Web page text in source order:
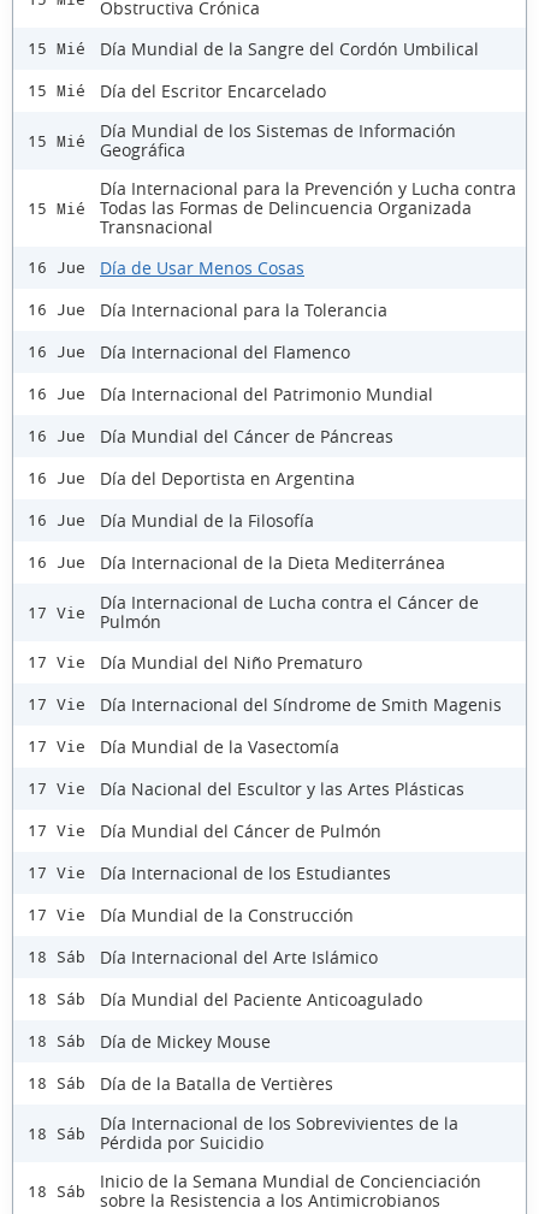
Obstructiva Crónica
15 Mié Día Mundial de la Sangre del Cordón Umbilical
15 Mié Día del Escritor Encarcelado
15 Mié
Día Mundial de los Sistemas de Información
Geográfica
15 Mié
Día Internacional para la Prevención y Lucha contra
Todas las Formas de Delincuencia Organizada
Transnacional
16 Jue Día de Usar Menos Cosas
16 Jue Día Internacional para la Tolerancia
16 Jue Día Internacional del Flamenco
16 Jue Día Internacional del Patrimonio Mundial
16 Jue Día Mundial del Cáncer de Páncreas
16 Jue Día del Deportista en Argentina
16 Jue Día Mundial de la Filosofía
16 Jue Día Internacional de la Dieta Mediterránea
17 Vie
Día Internacional de Lucha contra el Cáncer de
Pulmón
17 Vie Día Mundial del Niño Prematuro
17 Vie Día Internacional del Síndrome de Smith Magenis
17 Vie Día Mundial de la Vasectomía
17 Vie Día Nacional del Escultor y las Artes Plásticas
17 Vie Día Mundial del Cáncer de Pulmón
17 Vie Día Internacional de los Estudiantes
17 Vie Día Mundial de la Construcción
18 Sáb Día Internacional del Arte Islámico
18 Sáb Día Mundial del Paciente Anticoagulado
18 Sáb Día de Mickey Mouse
18 Sáb Día de la Batalla de Vertières
18 Sáb
Día Internacional de los Sobrevivientes de la
Pérdida por Suicidio
18 Sáb
Inicio de la Semana Mundial de Concienciación
sobre la Resistencia a los Antimicrobianos